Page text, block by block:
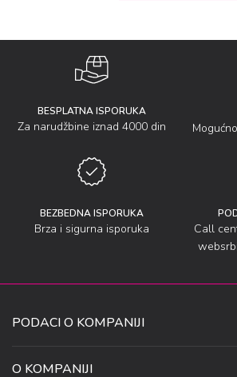
BESPLATNA ISPORUKA
Za narudžbine iznad 4000 din
BEZBEDNA ISPORUKA
Brza i sigurna isporuka
Call
PODACI O KOMPANIJI
O KOMPANIJI